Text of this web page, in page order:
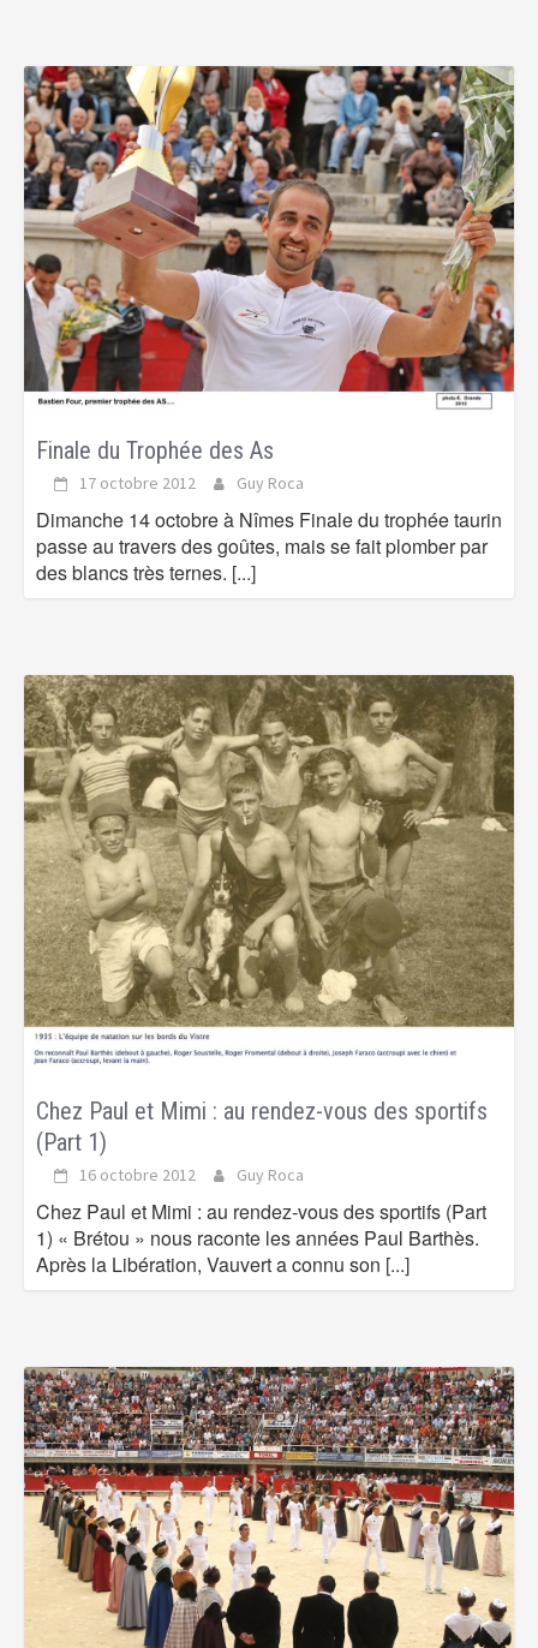
Finale du Trophée des As
17 octobre 2012 Guy Roca
Dimanche 14 octobre à Nîmes Finale du trophée taurin
passe au travers des goûtes, mais se fait plomber par
des blancs très ternes. [...]
Chez Paul et Mimi : au rendez-vous des sportifs
(Part 1)
16 octobre 2012 Guy Roca
Chez Paul et Mimi : au rendez-vous des sportifs (Part
1) « Brétou » nous raconte les années Paul Barthès.
Après la Libération, Vauvert a connu son [...]